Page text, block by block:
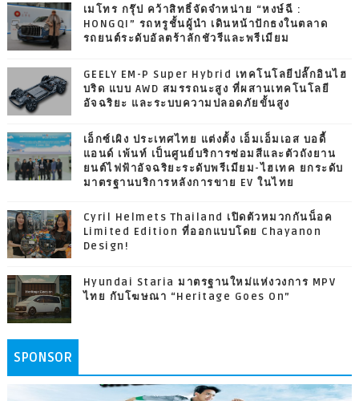
เมโทร กรุ๊ป คว้าสิทธิ์จัดจำหน่าย “หงษ์ฉี :
HONGQI” รถหรูชั้นผู้นำ เดินหน้าปักธงในตลาด
รถยนต์ระดับอัลตร้าลักชัวรีและพรีเมียม
GEELY EM-P Super Hybrid เทคโนโลยีปลั๊กอินไฮ
บริด แบบ AWD สมรรถนะสูง ที่ผสานเทคโนโลยี
อัจฉริยะ และระบบความปลอดภัยขั้นสูง
เอ็กซ์เผิง ประเทศไทย แต่งตั้ง เอ็มเอ็มเอส บอดี้
แอนด์ เพ้นท์ เป็นศูนย์บริการซ่อมสีและตัวถังยาน
ยนต์ไฟฟ้าอัจฉริยะระดับพรีเมียม-ไฮเทค ยกระดับ
มาตรฐานบริการหลังการขาย EV ในไทย
Cyril Helmets Thailand เปิดตัวหมวกกันน็อค
Limited Edition ที่ออกแบบโดย Chayanon
Design!
Hyundai Staria มาตรฐานใหม่แห่งวงการ MPV
ไทย กับโฆษณา “Heritage Goes On”
SPONSOR